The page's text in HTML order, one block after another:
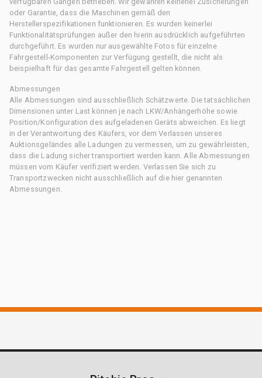
oder Garantie, dass die Maschinen gemäß den
Herstellerspezifikationen funktionieren. Es wurden keinerlei
Funktionalitätsprüfungen außer den hierin ausdrücklich aufgeführten
durchgeführt. Es wurden nur ausgewählte Fotos für einzelne
Fahrgestell-Komponenten zur Verfügung gestellt, die nicht als
beispielhaft für das gesamte Fahrgestell gelten können.
Abmessungen
Alle Abmessungen sind ausschließlich Schätzwerte. Die tatsächlichen
Dimensionen unter Last können je nach LKW/Anhängerhöhe sowie
Position/Konfiguration des aufgeladenen Geräts abweichen. Es liegt
in der Verantwortung des Käufers, vor dem Verlassen unseres
Auktionsgeländes alle Ladungen zu vermessen, um zu gewährleisten,
dass die Ladung sicher transportiert werden kann. Alle Abmessungen
müssen vom Käufer verifiziert werden. Verlassen Sie sich zu
Transportzwecken nicht ausschließlich auf die hier genannten
Abmessungen.